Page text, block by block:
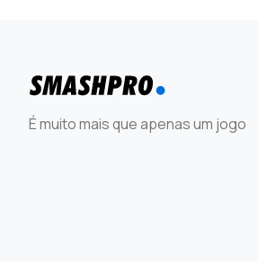
É muito mais que apenas um jogo